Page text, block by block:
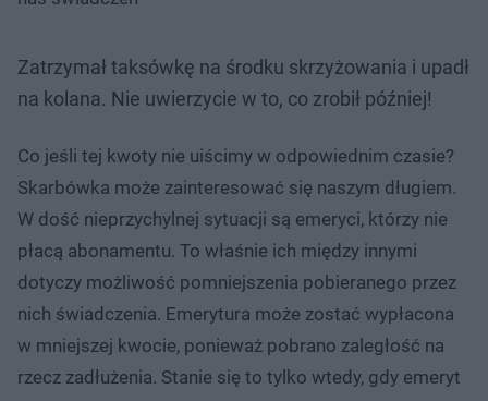
Zatrzymał taksówkę na środku skrzyżowania i upadł
na kolana. Nie uwierzycie w to, co zrobił później!
Co jeśli tej kwoty nie uiścimy w odpowiednim czasie?
Skarbówka może zainteresować się naszym długiem.
W dość nieprzychylnej sytuacji są emeryci, którzy nie
płacą abonamentu. To właśnie ich między innymi
dotyczy możliwość pomniejszenia pobieranego przez
nich świadczenia. Emerytura może zostać wypłacona
w mniejszej kwocie, ponieważ pobrano zaległość na
rzecz zadłużenia. Stanie się to tylko wtedy, gdy emeryt